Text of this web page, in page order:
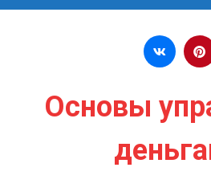
Перейти к содержимому
Основы